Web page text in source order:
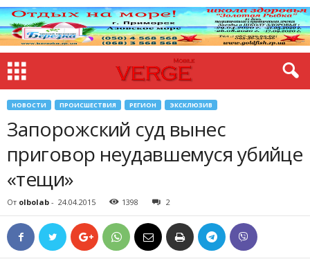
НОВОСТИ ПРОИСШЕСТВИЯ РЕГИОН ЭКСКЛЮЗИВ
Запорожский суд вынес
приговор неудавшемуся убийце
«тещи»
От olbolab - 24.04.2015 1398 2